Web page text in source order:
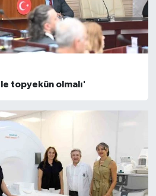
topyekün olmalı'